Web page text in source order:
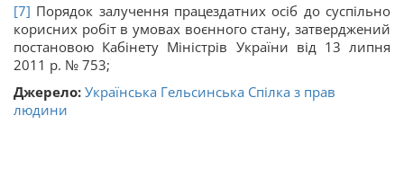
[7] Порядок залучення працездатних осіб до суспільно
корисних робіт в умовах воєнного стану, затверджений
постановою Кабінету Міністрів України від 13 липня
2011 р. № 753;
Джерело: Українська Гельсинська Спілка з прав
людини